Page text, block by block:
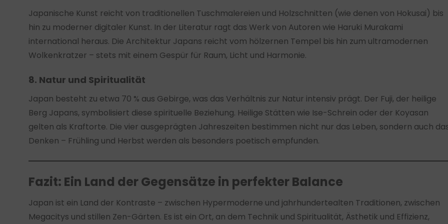
Japanische Kunst reicht von traditionellen Tuschmalereien und Holzschnitten (wie denen von Hokusai) bis
hin zu moderner digitaler Kunst. In der Literatur ragt das Werk von Autoren wie Haruki Murakami
international heraus. Die Architektur Japans reicht vom hölzernen Tempel bis hin zum ultramodernen
Wolkenkratzer – stets mit einem Gespür für Raum, Licht und Harmonie.
8. Natur und Spiritualität
Japan besteht zu etwa 70 % aus Gebirge, was das Verhältnis zur Natur intensiv prägt. Der Fuji, der heilige
Berg Japans, symbolisiert diese spirituelle Beziehung. Heilige Stätten wie Ise-Schrein oder der Koyasan
gelten als Kraftorte. Die vier ausgeprägten Jahreszeiten bestimmen nicht nur das Leben, sondern auch
Denken – Frühling und Herbst werden als besonders poetisch empfunden.
Fazit: Ein Land der Gegensätze in perfekter Balance
Japan ist ein Land der Kontraste – zwischen Hypermoderne und jahrhundertealten Traditionen, zwischen
Megacitys und stillen Zen-Gärten. Es ist ein Ort, an dem Technik und Spiritualität, Ästhetik und Effizienz,